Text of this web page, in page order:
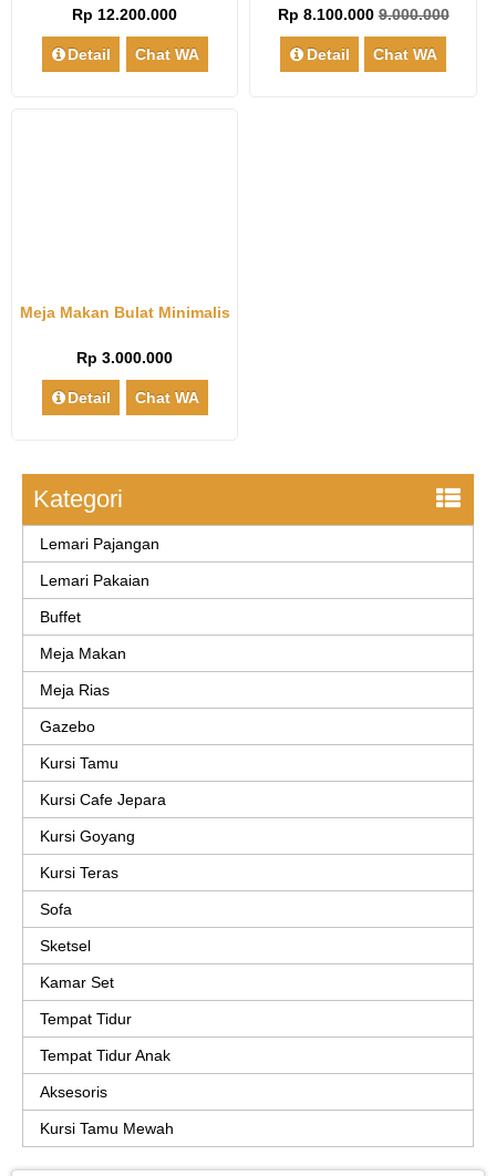
Rp 12.200.000
Detail Chat WA
Rp 8.100.0009.000.000
Detail Chat WA
Meja Makan Bulat Minimalis
Rp 3.000.000
Detail Chat WA
Kategori
Lemari Pajangan
Lemari Pakaian
Buffet
Meja Makan
Meja Rias
Gazebo
Kursi Tamu
Kursi Cafe Jepara
Kursi Goyang
Kursi Teras
Sofa
Sketsel
Kamar Set
Tempat Tidur
Tempat Tidur Anak
Aksesoris
Kursi Tamu Mewah